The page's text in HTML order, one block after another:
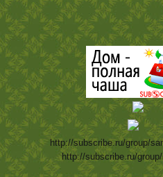
http://subscribe.ru/group/
http://subscribe.ru/